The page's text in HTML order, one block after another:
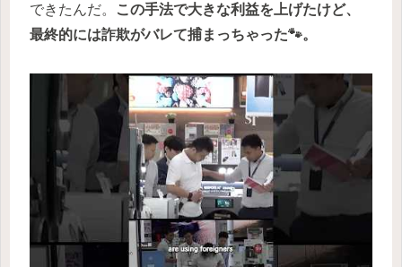
できたんだ。
この手法で大きな利益を上げたけど、
最終的には詐欺がバレて捕まっちゃった🐾。